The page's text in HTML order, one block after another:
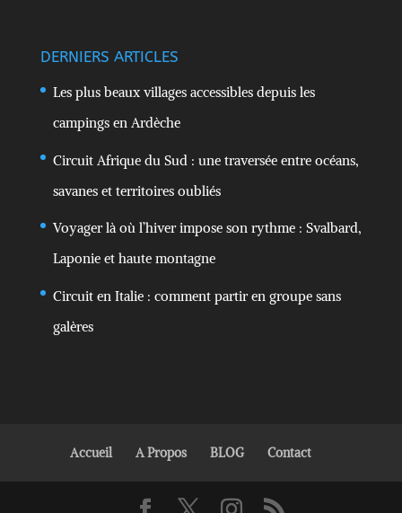
DERNIERS ARTICLES
Les plus beaux villages accessibles depuis les
campings en Ardèche
Circuit Afrique du Sud : une traversée entre océans,
savanes et territoires oubliés
Voyager là où l’hiver impose son rythme : Svalbard,
Laponie et haute montagne
Circuit en Italie : comment partir en groupe sans
galères
Accueil A Propos BLOG Contact